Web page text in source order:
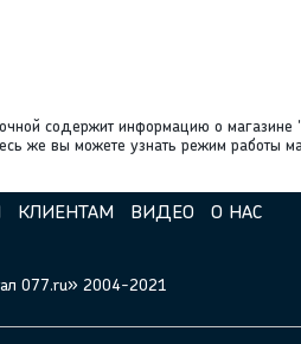
содержит информацию о
же вы можете узнать режим работы
КЛИЕНТАМ ВИДЕО О НАС
077.ru» 2004-2021